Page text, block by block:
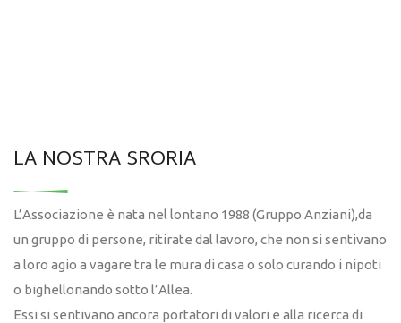
LA NOSTRA SRORIA
L’Associazione è nata nel lontano 1988 (Gruppo Anziani),da
un gruppo di persone, ritirate dal lavoro, che non si sentivano
a loro agio a vagare tra le mura di casa o solo curando i nipoti
o bighellonando sotto l’Allea.
Essi si sentivano ancora portatori di valori e alla ricerca di